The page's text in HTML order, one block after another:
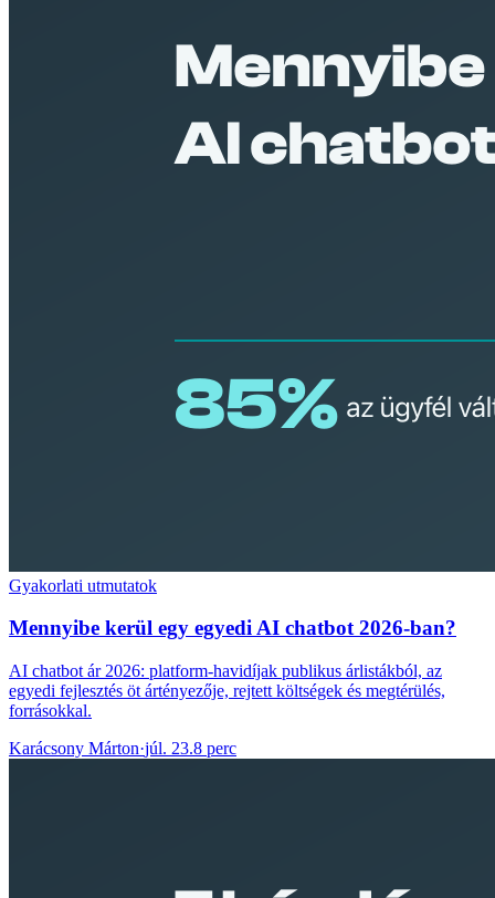
Gyakorlati utmutatok
Mennyibe kerül egy egyedi AI chatbot 2026-ban?
AI chatbot ár 2026: platform-havidíjak publikus árlistákból, az
egyedi fejlesztés öt ártényezője, rejtett költségek és megtérülés,
forrásokkal.
Karácsony Márton·júl. 23.8 perc